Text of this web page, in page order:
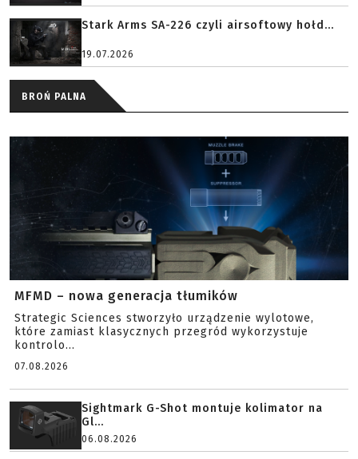
Stark Arms SA-226 czyli airsoftowy hołd...
19.07.2026
BROŃ PALNA
MFMD – nowa generacja tłumików
Strategic Sciences stworzyło urządzenie wylotowe,
które zamiast klasycznych przegród wykorzystuje
kontrolo...
07.08.2026
Sightmark G-Shot montuje kolimator na
Gl...
06.08.2026